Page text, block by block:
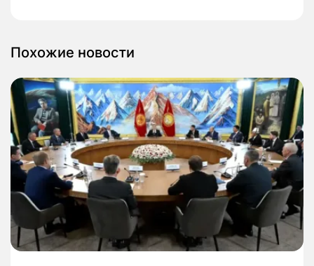
Похожие новости